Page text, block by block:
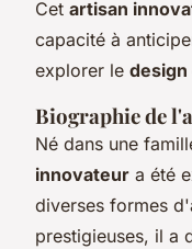
Cet artisan
capacité à
explorer le
Biographie de
Né dans une
innovateur a été
diverses formes
prestigieuses, il a